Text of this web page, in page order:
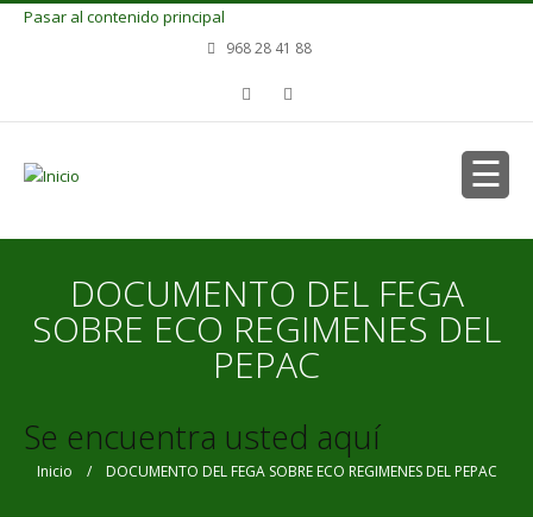
Pasar al contenido principal
968 28 41 88
DOCUMENTO DEL FEGA
SOBRE ECO REGIMENES DEL
PEPAC
Se encuentra usted aquí
Inicio / DOCUMENTO DEL FEGA SOBRE ECO REGIMENES DEL PEPAC